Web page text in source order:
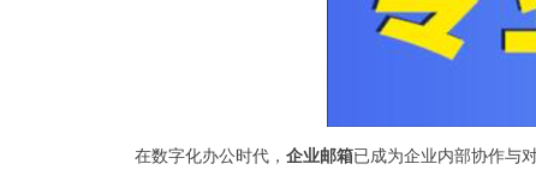
在数字化办公时代， 企业邮箱已成为企业内部协作与